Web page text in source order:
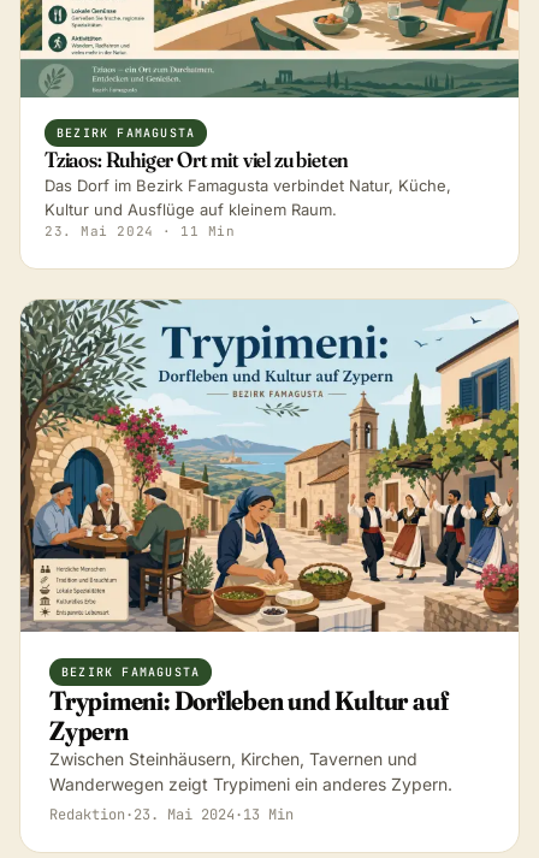
BEZIRK FAMAGUSTA
Tziaos: Ruhiger Ort mit viel zu bieten
Das Dorf im Bezirk Famagusta verbindet Natur, Küche,
Kultur und Ausflüge auf kleinem Raum.
23. Mai 2024 · 11 Min
BEZIRK FAMAGUSTA
Trypimeni: Dorfleben und Kultur auf
Zypern
Zwischen Steinhäusern, Kirchen, Tavernen und
Wanderwegen zeigt Trypimeni ein anderes Zypern.
Redaktion·23. Mai 2024·13 Min